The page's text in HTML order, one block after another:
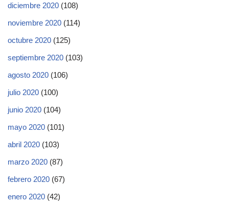
diciembre 2020 (108)
noviembre 2020 (114)
octubre 2020 (125)
septiembre 2020 (103)
agosto 2020 (106)
julio 2020 (100)
junio 2020 (104)
mayo 2020 (101)
abril 2020 (103)
marzo 2020 (87)
febrero 2020 (67)
enero 2020 (42)